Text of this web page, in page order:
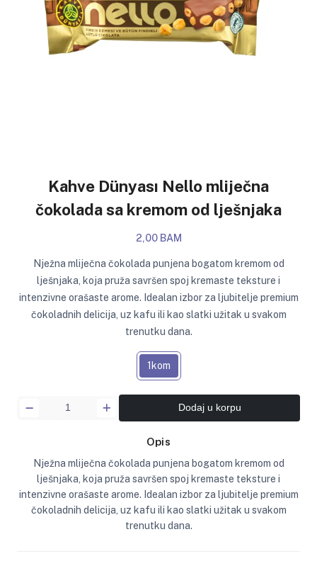
Kahve Dünyası Nello mliječna
čokolada sa kremom od lješnjaka
2,00 BAM
Nježna mliječna čokolada punjena bogatom kremom od
lješnjaka, koja pruža savršen spoj kremaste teksture i
intenzivne orašaste arome. Idealan izbor za ljubitelje premium
čokoladnih delicija, uz kafu ili kao slatki užitak u svakom
trenutku dana.
1kom
Dodaj u korpu
Opis
Nježna mliječna čokolada punjena bogatom kremom od
lješnjaka, koja pruža savršen spoj kremaste teksture i
intenzivne orašaste arome. Idealan izbor za ljubitelje premium
čokoladnih delicija, uz kafu ili kao slatki užitak u svakom
trenutku dana.